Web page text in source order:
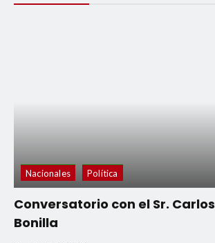
Nacionales Política
Conversatorio con el Sr.
Bonilla